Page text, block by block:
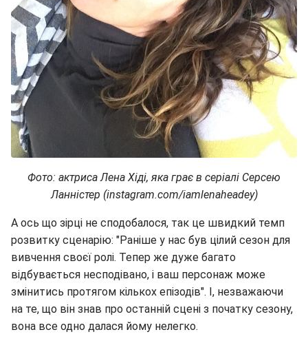
Фото: актриса Лена Хіді, яка грає в серіалі Серсею
Ланністер (instagram.com/iamlenaheadey)
А ось що зірці не сподобалося, так це швидкий темп
розвитку сценарію: "Раніше у нас був цілий сезон для
вивчення своєї ролі. Тепер же дуже багато
відбувається несподівано, і ваш персонаж може
змінитись протягом кількох епізодів". І, незважаючи
на те, що він знав про останній сцені з початку сезону,
вона все одно далася йому нелегко.